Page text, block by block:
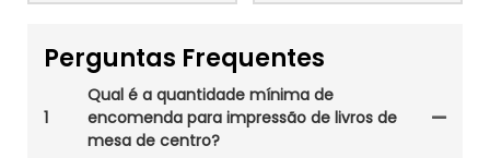
Perguntas Frequentes
1
Qual é a quantidade mínima de
encomenda para impressão de livros de
mesa de centro?